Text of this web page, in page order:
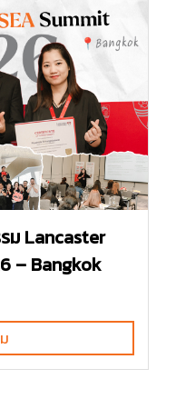
ม Lancaster
– Bangkok